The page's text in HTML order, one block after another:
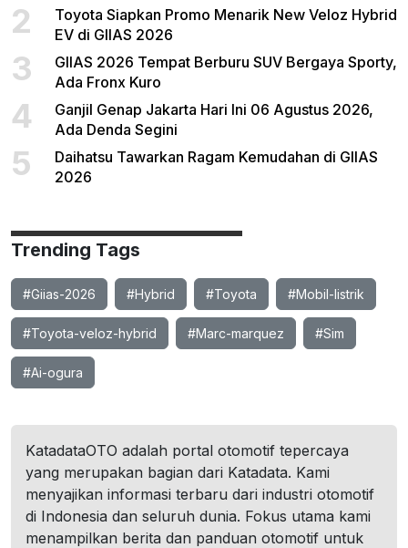
2
Toyota Siapkan Promo Menarik New Veloz Hybrid
EV di GIIAS 2026
3
GIIAS 2026 Tempat Berburu SUV Bergaya Sporty,
Ada Fronx Kuro
4
Ganjil Genap Jakarta Hari Ini 06 Agustus 2026,
Ada Denda Segini
5
Daihatsu Tawarkan Ragam Kemudahan di GIIAS
2026
Trending Tags
#Giias-2026 #Hybrid #Toyota #Mobil-listrik
#Toyota-veloz-hybrid #Marc-marquez #Sim
#Ai-ogura
KatadataOTO adalah portal otomotif tepercaya
yang merupakan bagian dari Katadata. Kami
menyajikan informasi terbaru dari industri otomotif
di Indonesia dan seluruh dunia. Fokus utama kami
menampilkan berita dan panduan otomotif untuk